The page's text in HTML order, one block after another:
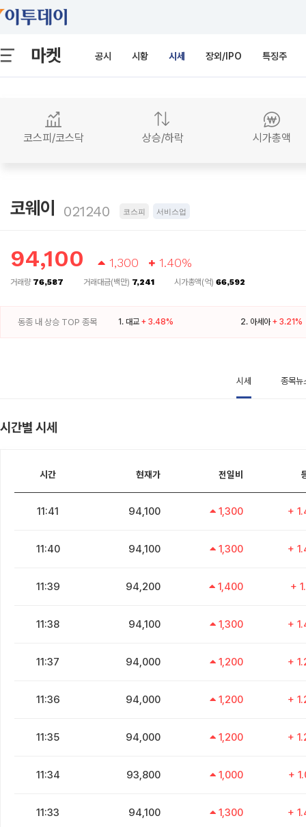
마켓 공시 시황 시세 장외/IPO 특징주
코스피/코스닥 상승/하락 시가총액
코웨이 021240 코스피 서비스업
94,100 1,300 1.40%
거래량 76,587 거래대금(백만) 7,241 시가총액(억) 66,592
동종 내 상승 TOP 종목 1. 대교 + 3.48% 2. 아세아 + 3.21%
시세 종목뉴